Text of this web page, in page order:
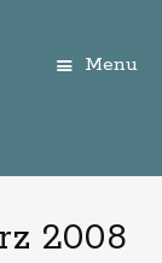
Menu
2008